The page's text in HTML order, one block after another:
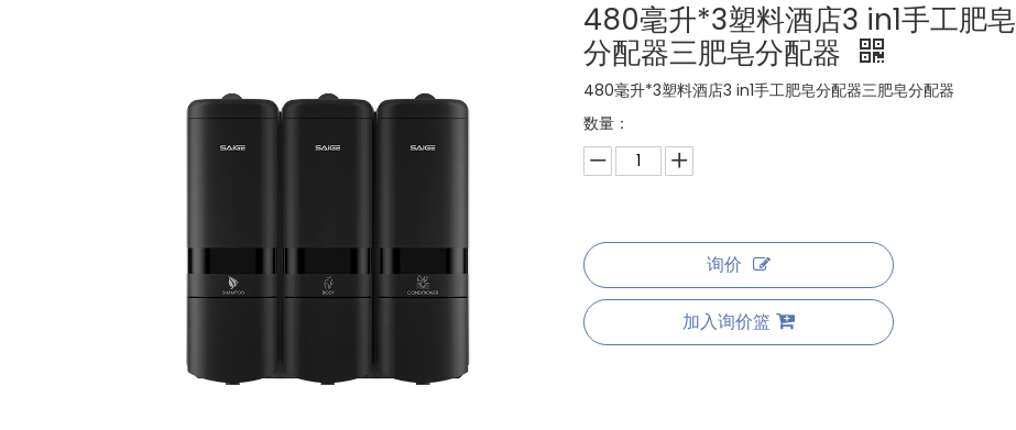
480毫升*3塑料酒店3 in1手工肥皂
分配器三肥皂分配器
480毫升*3塑料酒店3 in1手工肥皂分配器三肥皂分配器
数量：
询价
加入询价篮